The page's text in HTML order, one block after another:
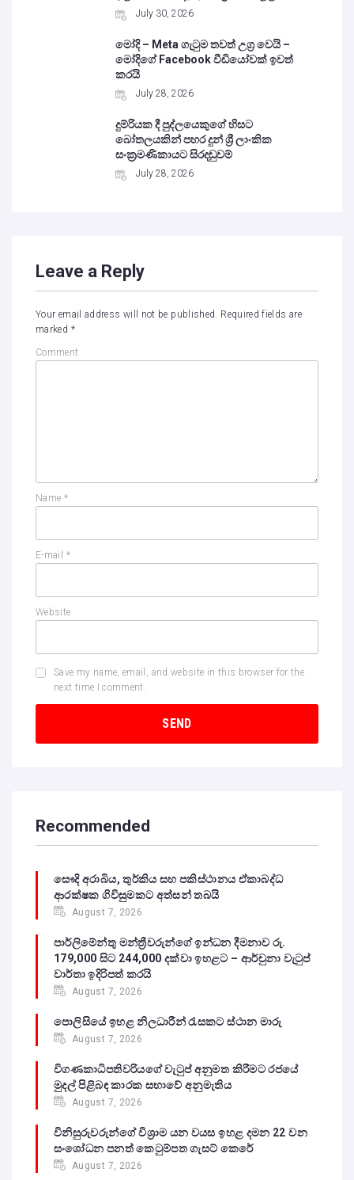
July 30, 2026
මෝදි – Meta ගැටුම තවත් උග්‍ර වෙයි –
මෝදිගේ Facebook වීඩියෝවක් ඉවත්
කරයි
July 28, 2026
දුම්රියක දී පුද්ලයෙකුගේ හිසට
බෝතලයකින් පහර දුන් ශ්‍රී ලාංකික
සංක්‍රමණිකායට සිරදඬුවම්
July 28, 2026
Leave a Reply
Your email address will not be published. Required fields are
marked *
Comment
Name *
E-mail *
Website
Save my name, email, and website in this browser for the
next time I comment.
Recommended
සෞදි අරාබිය, තුර්කිය සහ පකිස්ථානය ඒකාබද්ධ
ආරක්ෂක ගිවිසුමකට අත්සන් තබයි
August 7, 2026
පාර්ලිමේන්තු මන්ත්‍රීවරුන්ගේ ඉන්ධන දීමනාව රු.
179,000 සිට 244,000 දක්වා ඉහළට – ආර්චුනා වැටුප්
වාර්තා ඉදිරිපත් කරයි
August 7, 2026
පොලිසියේ ඉහළ නිලධාරීන් රැසකට ස්ථාන මාරු
August 7, 2026
විගණකාධිපතිවරියගේ වැටුප් අනුමත කිරීමට රජයේ
මුදල් පිළිබඳ කාරක සභාවේ අනුමැතිය
August 7, 2026
විනිසුරුවරුන්ගේ විශ්‍රාම යන වයස ඉහළ දමන 22 වන
සංශෝධන පනත් කෙටුම්පත ගැසට් කෙරේ
August 7, 2026